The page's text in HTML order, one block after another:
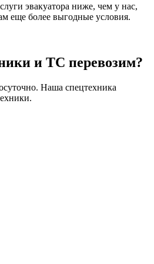
эвакуатора ниже, чем у нас,
еще более выгодные условия.
и ТС перевозим?
Наша спецтехника